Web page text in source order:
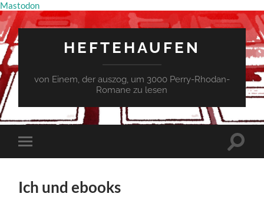
Mastodon
HEFTEHAUFEN
von Einem, der auszog, um 3000 Perry-Rhodan-
Romane zu lesen
Mobile-
Menü
Ich und ebooks